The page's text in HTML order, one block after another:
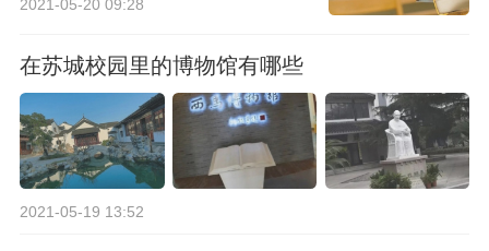
2021-05-20 09:28
在苏城校园里的博物馆有哪些
2021-05-19 13:52